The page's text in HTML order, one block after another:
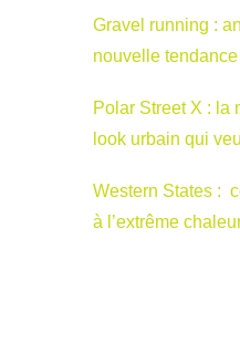
Gravel running :
nouvelle tendance
Polar Street X : la
look urbain qui
Western States :
à l’extrême